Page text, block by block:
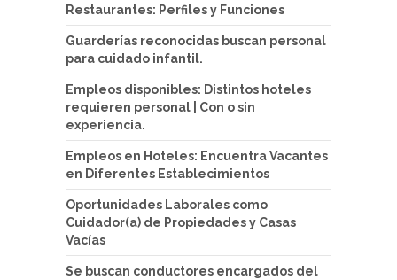
Restaurantes: Perfiles y Funciones
Guarderías reconocidas buscan personal
para cuidado infantil.
Empleos disponibles: Distintos hoteles
requieren personal | Con o sin
experiencia.
Empleos en Hoteles: Encuentra Vacantes
en Diferentes Establecimientos
Oportunidades Laborales como
Cuidador(a) de Propiedades y Casas
Vacías
Se buscan conductores encargados del